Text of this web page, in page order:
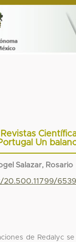
Un
Salazar, Rosario
6539
de Redalyc